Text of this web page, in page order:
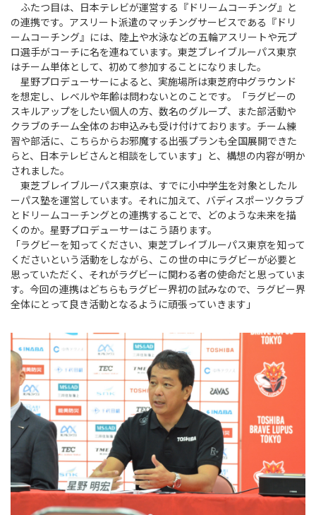
ふたつ目は、日本テレビが運営する『ドリームコーチング』と
の連携です。アスリート派遣のマッチングサービスである『ドリ
ームコーチング』には、陸上や水泳などの五輪アスリートや元プ
ロ選手がコーチに名を連ねています。東芝ブレイブルーパス東京
はチーム単体として、初めて参加することになりました。
星野プロデューサーによると、実施場所は東芝府中グラウンド
を想定し、レベルや年齢は問わないとのことです。「ラグビーの
スキルアップをしたい個人の方、数名のグループ、また部活動や
クラブのチーム全体のお申込みも受け付けております。チーム練
習や部活に、こちらからお邪魔する出張プランも全国展開できた
らと、日本テレビさんと相談をしています」と、構想の内容が明か
されました。
東芝ブレイブルーパス東京は、すでに小中学生を対象としたル
ーパス塾を運営しています。それに加えて、バディスポーツクラブ
とドリームコーチングとの連携することで、どのような未来を描
くのか。星野プロデューサーはこう語ります。
「ラグビーを知ってください、東芝ブレイブルーパス東京を知って
くださいという活動をしながら、この世の中にラグビーが必要と
思っていただく、それがラグビーに関わる者の使命だと思っていま
す。今回の連携はどちらもラグビー界初の試みなので、ラグビー界
全体にとって良き活動となるように頑張っていきます」